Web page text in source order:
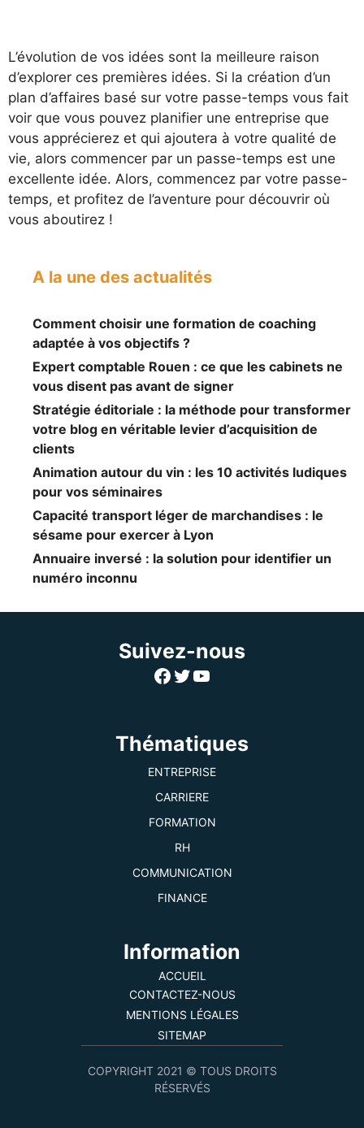
L’évolution de vos idées sont la meilleure raison
d’explorer ces premières idées. Si la création d’un
plan d’affaires basé sur votre passe-temps vous fait
voir que vous pouvez planifier une entreprise que
vous apprécierez et qui ajoutera à votre qualité de
vie, alors commencer par un passe-temps est une
excellente idée. Alors, commencez par votre passe-
temps, et profitez de l’aventure pour découvrir où
vous aboutirez !
A la une des actualités
Comment choisir une formation de coaching
adaptée à vos objectifs ?
Expert comptable Rouen : ce que les cabinets ne
vous disent pas avant de signer
Stratégie éditoriale : la méthode pour transformer
votre blog en véritable levier d’acquisition de
clients
Animation autour du vin : les 10 activités ludiques
pour vos séminaires
Capacité transport léger de marchandises : le
sésame pour exercer à Lyon
Annuaire inversé : la solution pour identifier un
numéro inconnu
Suivez-nous
Facebook
Twitter
YouTube
Thématiques
ENTREPRISE
CARRIERE
FORMATION
RH
COMMUNICATION
FINANCE
Information
ACCUEIL
CONTACTEZ-NOUS
MENTIONS LÉGALES
SITEMAP
COPYRIGHT 2021 © TOUS DROITS
RÉSERVÉS